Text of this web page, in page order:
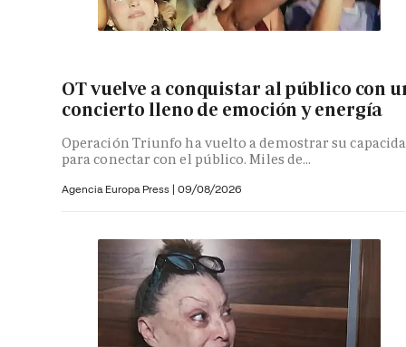
OT vuelve a conquistar al público con
concierto lleno de emoción y energía
Operación Triunfo ha vuelto a demostrar su
para conectar con el público. Miles de...
Agencia Europa Press | 09/08/2026